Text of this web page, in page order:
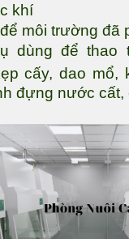
khí
môi trường đã
dùng để thao
cấy, dao mổ,
đựng nước cất,